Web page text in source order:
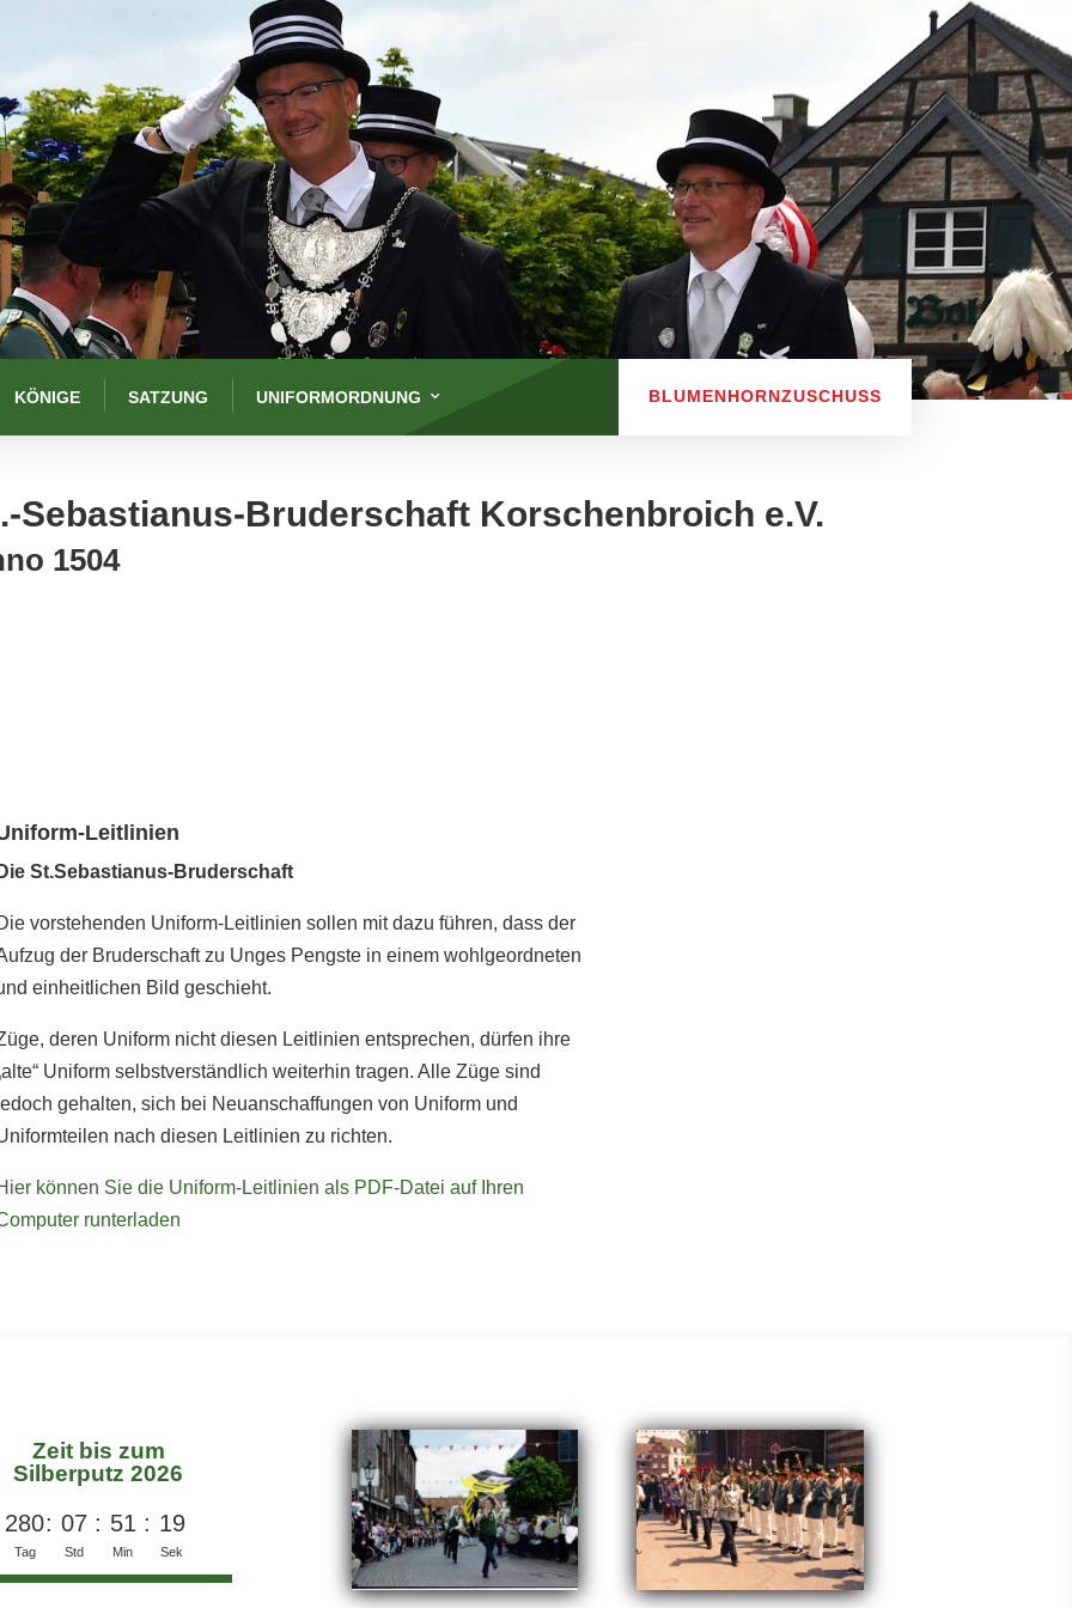
BLUMENHORNZUSCHUSS
KÖNIGE SATZUNG UNIFORMORDNUNG
Sebastianus-Bruderschaft Korschenbroich e.V.
1504
Leitlinien
St.Sebastianus-Bruderschaft
vorstehenden Uniform-Leitlinien sollen mit dazu führen, dass der
der Bruderschaft zu Unges Pengste in einem wohlgeordneten
einheitlichen Bild geschieht.
deren Uniform nicht diesen Leitlinien entsprechen, dürfen ihre
Uniform selbstverständlich weiterhin tragen. Alle Züge sind
gehalten, sich bei Neuanschaffungen von Uniform und
nach diesen Leitlinien zu richten.
können Sie die Uniform-Leitlinien als PDF-Datei auf Ihren
runterladen
Zeit bis zum
Silberputz 2026
280
Tag
: 07
Std
: 51
Min
: 19
Sek